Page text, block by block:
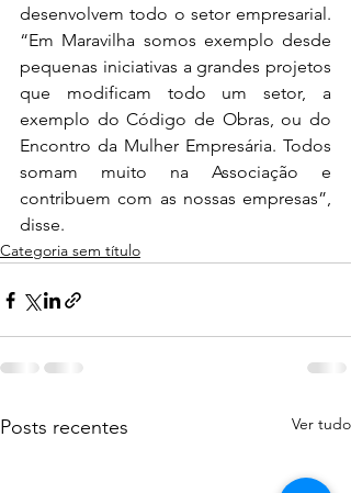
desenvolvem todo o setor empresarial.
“Em Maravilha somos exemplo desde
pequenas iniciativas a grandes projetos
que modificam todo um setor, a
exemplo do Código de Obras, ou do
Encontro da Mulher Empresária. Todos
somam muito na Associação e
contribuem com as nossas empresas”,
disse.
Categoria sem título
Posts recentes Ver tudo